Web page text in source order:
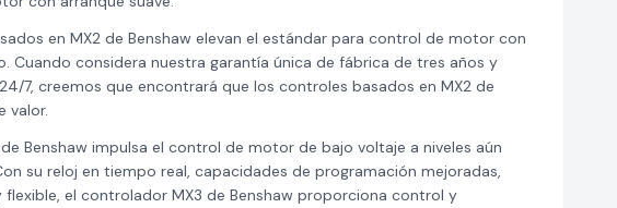
en MX2 de Benshaw elevan el estándar para control de motor con
Cuando considera nuestra garantía única de fábrica de tres años y
7, creemos que encontrará que los controles basados en MX2 de
valor.
Benshaw impulsa el control de motor de bajo voltaje a niveles aún
su reloj en tiempo real, capacidades de programación mejoradas,
el controlador MX3 de Benshaw proporciona control y